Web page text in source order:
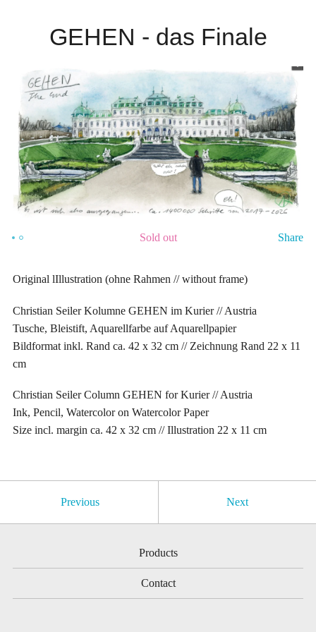
GEHEN - das Finale
Sold out Share
Original lIllustration (ohne Rahmen // without frame)
Christian Seiler Kolumne GEHEN im Kurier // Austria
Tusche, Bleistift, Aquarellfarbe auf Aquarellpapier
Bildformat inkl. Rand ca. 42 x 32 cm // Zeichnung Rand 22 x 11
cm
Christian Seiler Column GEHEN for Kurier // Austria
Ink, Pencil, Watercolor on Watercolor Paper
Size incl. margin ca. 42 x 32 cm // Illustration 22 x 11 cm
Previous Next
Products
Contact